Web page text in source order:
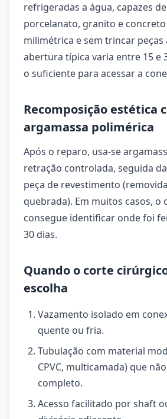
refrigeradas a água, capazes
porcelanato, granito e
milimétrica e sem trincar peças
abertura típica varia entre 15 e
o suficiente para acessar a
Recomposição estética
argamassa polimérica
Após o reparo, usa-se
retração controlada, seguida
peça de revestimento
quebrada). Em muitos casos, o
consegue identificar onde foi
30 dias.
Quando o corte
escolha
Vazamento isolado em
quente ou fria.
Tubulação com material
CPVC, multicamada) que
completo.
Acesso facilitado por shaft